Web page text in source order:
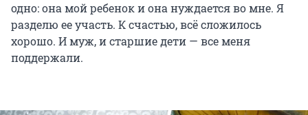
одно: она мой ребенок и она нуждается во мне. Я
разделю ее участь. К счастью, всё сложилось
хорошо. И муж, и старшие дети — все меня
поддержали.